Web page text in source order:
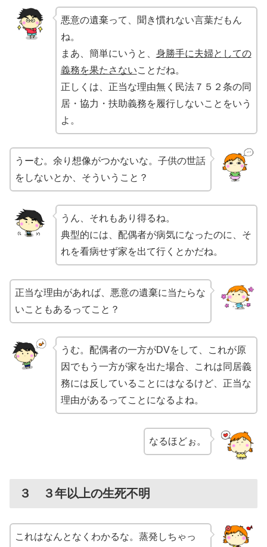
悪意の遺棄って、聞き慣れない言葉だもん
ね。
まあ、簡単にいうと、 身勝手に夫婦としての
義務を果たさないことだね。
正しくは、正当な理由無く民法７５２条の同
居・協力・扶助義務を履行しないことをいう
よ。
うーむ。余り想像がつかないな。子供の世話
をしないとか、そういうこと？
うん、それもあり得るね。
典型的には、配偶者が病気になったのに、そ
れを看病せず家を出て行くとかだね。
正当な理由があれば、悪意の遺棄に当たらな
いこともあるってこと？
うむ。配偶者の一方がDVをして、これが原
因でもう一方が家を出た場合、これは同居義
務には反していることにはなるけど、正当な
理由があるってことになるよね。
なるほどぉ。
３ ３年以上の生死不明
これはなんとなくわかるな。蒸発しちゃっ